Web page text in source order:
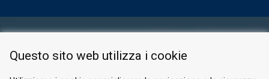
PRIVACY POLICY
Questo sito web utilizza i cookie